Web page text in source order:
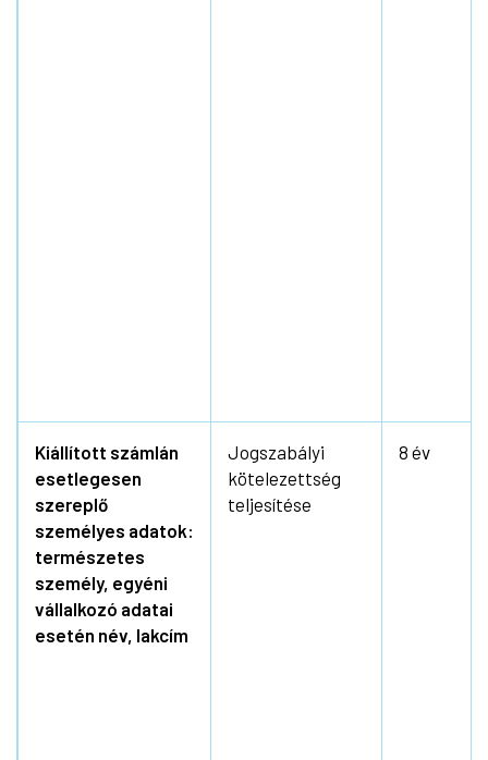
Kiállított számlán
esetlegesen
szereplő
személyes adatok:
természetes
személy, egyéni
vállalkozó adatai
esetén név, lakcím
Jogszabályi
kötelezettség
teljesítése
8 év